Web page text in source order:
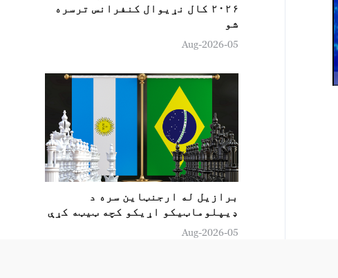
۲۰۲۶ کال نړیوال کنفرانس ترسره
شو
05-Aug-2026
برازیل له ارجنټاین سره د
ډیپلوماټیکو اړیکو کچه ټیټه کړې
05-Aug-2026